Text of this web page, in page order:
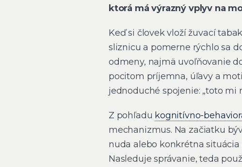
ktorá má výrazný vplyv na
Keď si človek vloží žuvací
sliznicu a pomerne rýchlo sa
odmeny, najmä uvoľňovanie
pocitom príjemna, úľavy a
jednoduché spojenie: „toto mi
Z pohľadu kognitívno-
mechanizmus. Na začiatku
nuda alebo konkrétna situácia
Nasleduje správanie, teda